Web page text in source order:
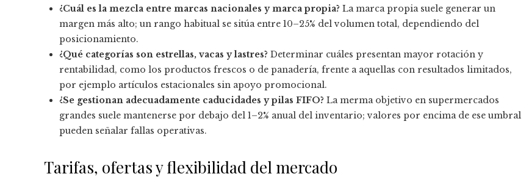
¿Cuál es la mezcla entre marcas nacionales y marca propia? La marca propia suele generar un
margen más alto; un rango habitual se sitúa entre 10–25% del volumen total, dependiendo del
posicionamiento.
¿Qué categorías son estrellas, vacas y lastres? Determinar cuáles presentan mayor rotación y
rentabilidad, como los productos frescos o de panadería, frente a aquellas con resultados limitados,
por ejemplo artículos estacionales sin apoyo promocional.
¿Se gestionan adecuadamente caducidades y pilas FIFO? La merma objetivo en supermercados
grandes suele mantenerse por debajo del 1–2% anual del inventario; valores por encima de ese umbral
pueden señalar fallas operativas.
Tarifas, ofertas y flexibilidad del mercado